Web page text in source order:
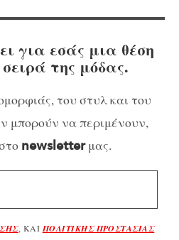
για εσάς μια θέση
της μόδας.
του στυλ και του
μπορούν να περιμένουν,
newsletterμας.
, ΚΑΙΠΟΛΙΤΙΚΗΣ ΠΡΟΣΤΑΣΙΑΣ